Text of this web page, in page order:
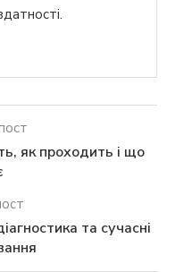
як проходить і що
та сучасні